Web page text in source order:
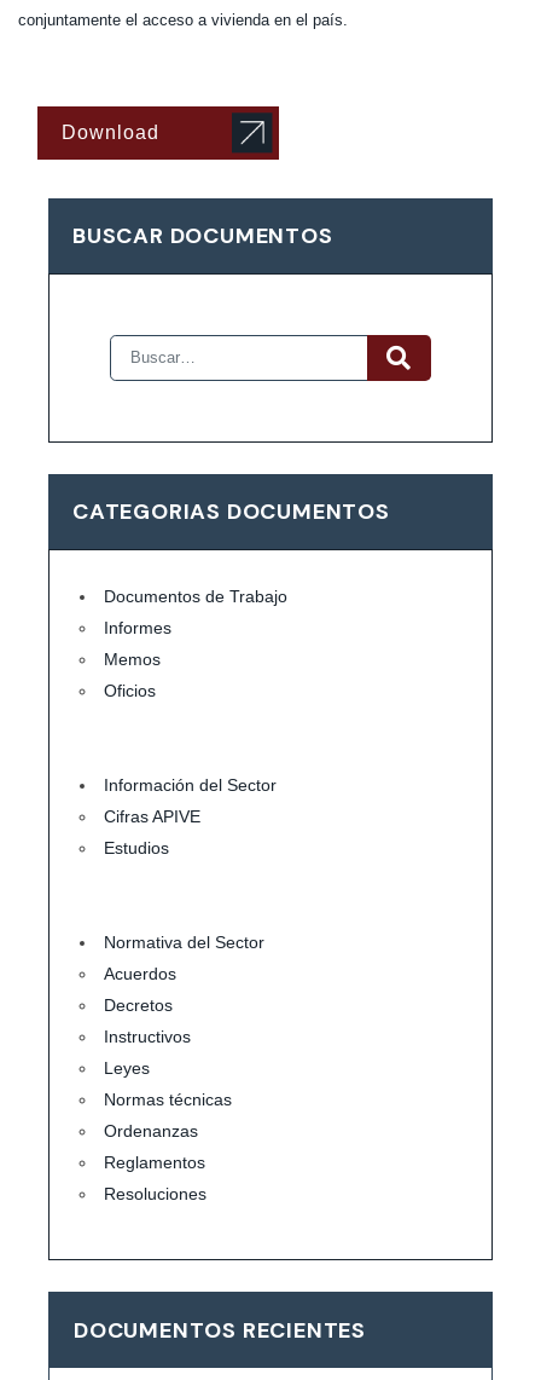
conjuntamente el acceso a vivienda en el país.
Download
BUSCAR DOCUMENTOS
CATEGORIAS DOCUMENTOS
Documentos de Trabajo
Informes
Memos
Oficios
Información del Sector
Cifras APIVE
Estudios
Normativa del Sector
Acuerdos
Decretos
Instructivos
Leyes
Normas técnicas
Ordenanzas
Reglamentos
Resoluciones
DOCUMENTOS RECIENTES